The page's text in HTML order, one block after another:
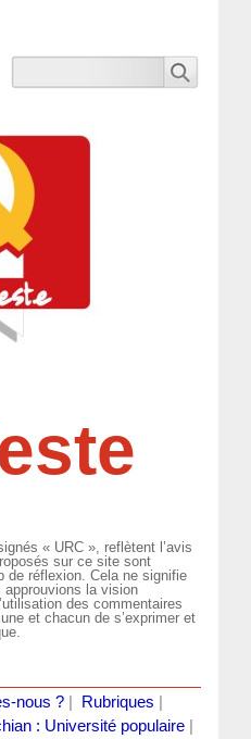
« URC », reflètent l’avis
sur ce site sont
de réflexion. Cela ne signifie
la vision
des commentaires
et chacun de s’exprimer et
nous ?| Rubriques
: Université populaire